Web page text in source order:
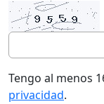
Tengo al menos
privacidad.